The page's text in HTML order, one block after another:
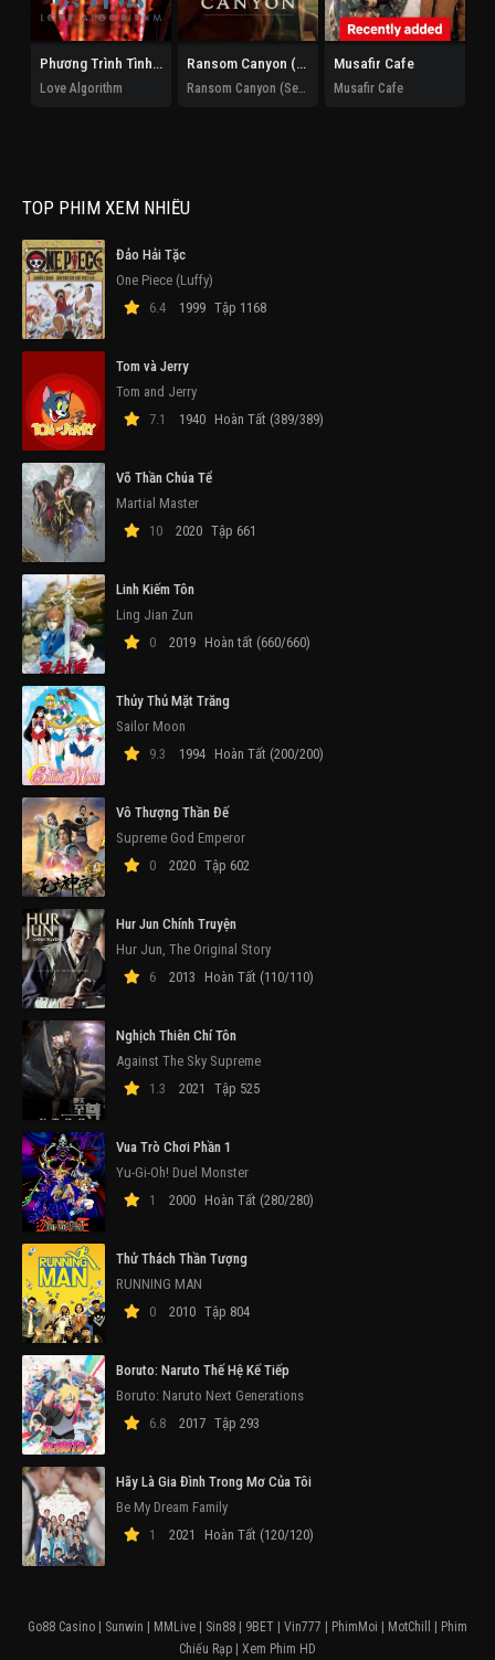
Phương Trình Tình Yêu
Love Algorithm
Ransom Canyon (Phần 2) Musafir Cafe
Musafir Cafe
TOP PHIM XEM NHIỀU
Đảo Hải Tặc
One Piece (Luffy)
6.4
1999 Tập 1168
Tom và Jerry
Tom and Jerry
7.1
1940 Hoàn Tất (389/389)
Võ Thần Chúa Tể
Martial Master
10
2020 Tập 661
Linh Kiếm Tôn
Ling Jian Zun
0
2019 Hoàn tất (660/660)
Thủy Thủ Mặt Trăng
Sailor Moon
9.3
1994 Hoàn Tất (200/200)
Vô Thượng Thần Đế
Supreme God Emperor
0
2020 Tập 602
Hur Jun Chính Truyện
Hur Jun, The Original Story
6
2013 Hoàn Tất (110/110)
Nghịch Thiên Chí Tôn
Against The Sky Supreme
1.3
2021 Tập 525
Vua Trò Chơi Phần 1
Yu-Gi-Oh! Duel Monster
1
2000 Hoàn Tất (280/280)
Thử Thách Thần Tượng
RUNNING MAN
0
2010 Tập 804
Boruto: Naruto Thế Hệ Kế Tiếp
Boruto: Naruto Next Generations
6.8
2017 Tập 293
Hãy Là Gia Đình Trong Mơ Của Tôi
Be My Dream Family
1
2021 Hoàn Tất (120/120)
Go88 Casino | Sunwin | MMLive | Sin88 | 9BET | Vin777 | PhimMoi | MotChill | Phim
Chiếu Rạp | Xem Phim HD